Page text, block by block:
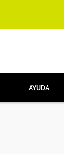
AYUDA